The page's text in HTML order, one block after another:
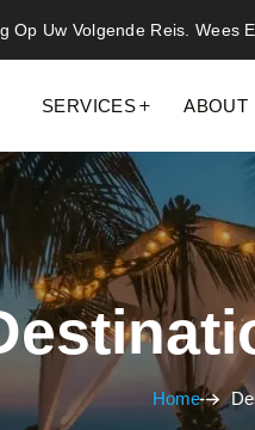
Op Uw Volgende Reis. Wees
SERVICES ABOUT
Home